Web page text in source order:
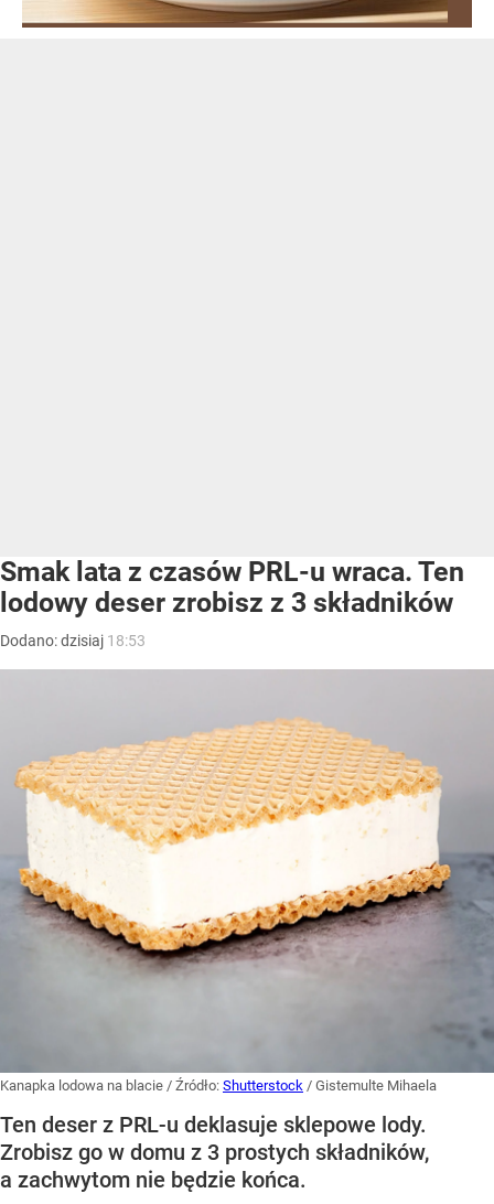
Smak lata z czasów PRL-u wraca. Ten
lodowy deser zrobisz z 3 składników
Dodano:dzisiaj 18:53
Kanapka lodowa na blacie / Źródło: Shutterstock / Gistemulte Mihaela
Ten deser z PRL-u deklasuje sklepowe lody.
Zrobisz go w domu z 3 prostych składników,
a zachwytom nie będzie końca.